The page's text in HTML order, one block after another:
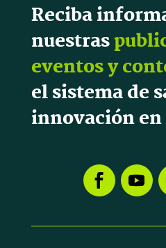
Reciba
nuestras
eventos y
el sistema de
innovación